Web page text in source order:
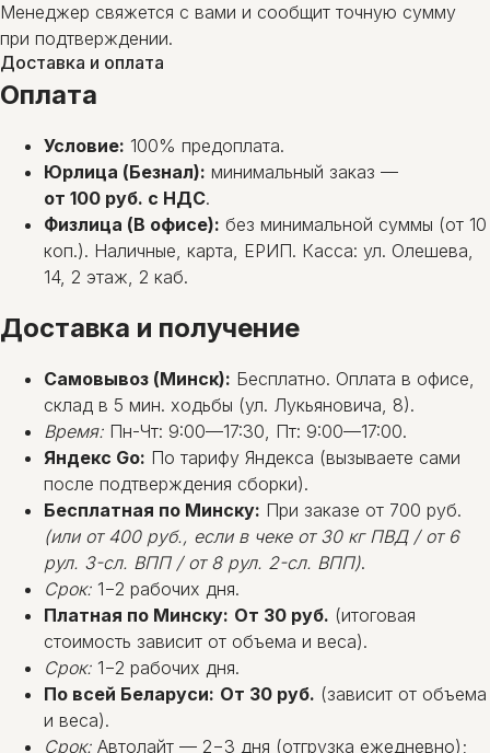
Менеджер свяжется с вами и сообщит точную сумму
при подтверждении.
Доставка и оплата
Оплата
Условие: 100% предоплата.
Юрлица (Безнал): минимальный заказ —
от 100 руб. с НДС.
Физлица (В офисе): без минимальной суммы (от 10
коп.). Наличные, карта, ЕРИП. Касса: ул. Олешева,
14, 2 этаж, 2 каб.
Доставка и получение
Самовывоз (Минск): Бесплатно. Оплата в офисе,
склад в 5 мин. ходьбы (ул. Лукьяновича, 8).
Время: Пн-Чт: 9:00—17:30, Пт: 9:00—17:00.
Яндекс Go: По тарифу Яндекса (вызываете сами
после подтверждения сборки).
Бесплатная по Минску: При заказе от 700 руб.
(или от 400 руб., если в чеке от 30 кг ПВД / от 6
рул. 3-сл. ВПП / от 8 рул. 2-сл. ВПП).
Срок: 1−2 рабочих дня.
Платная по Минску: От 30 руб. (итоговая
стоимость зависит от объема и веса).
Срок: 1−2 рабочих дня.
По всей Беларуси: От 30 руб. (зависит от объема
и веса).
Срок: Автолайт — 2−3 дня (отгрузка ежедневно);